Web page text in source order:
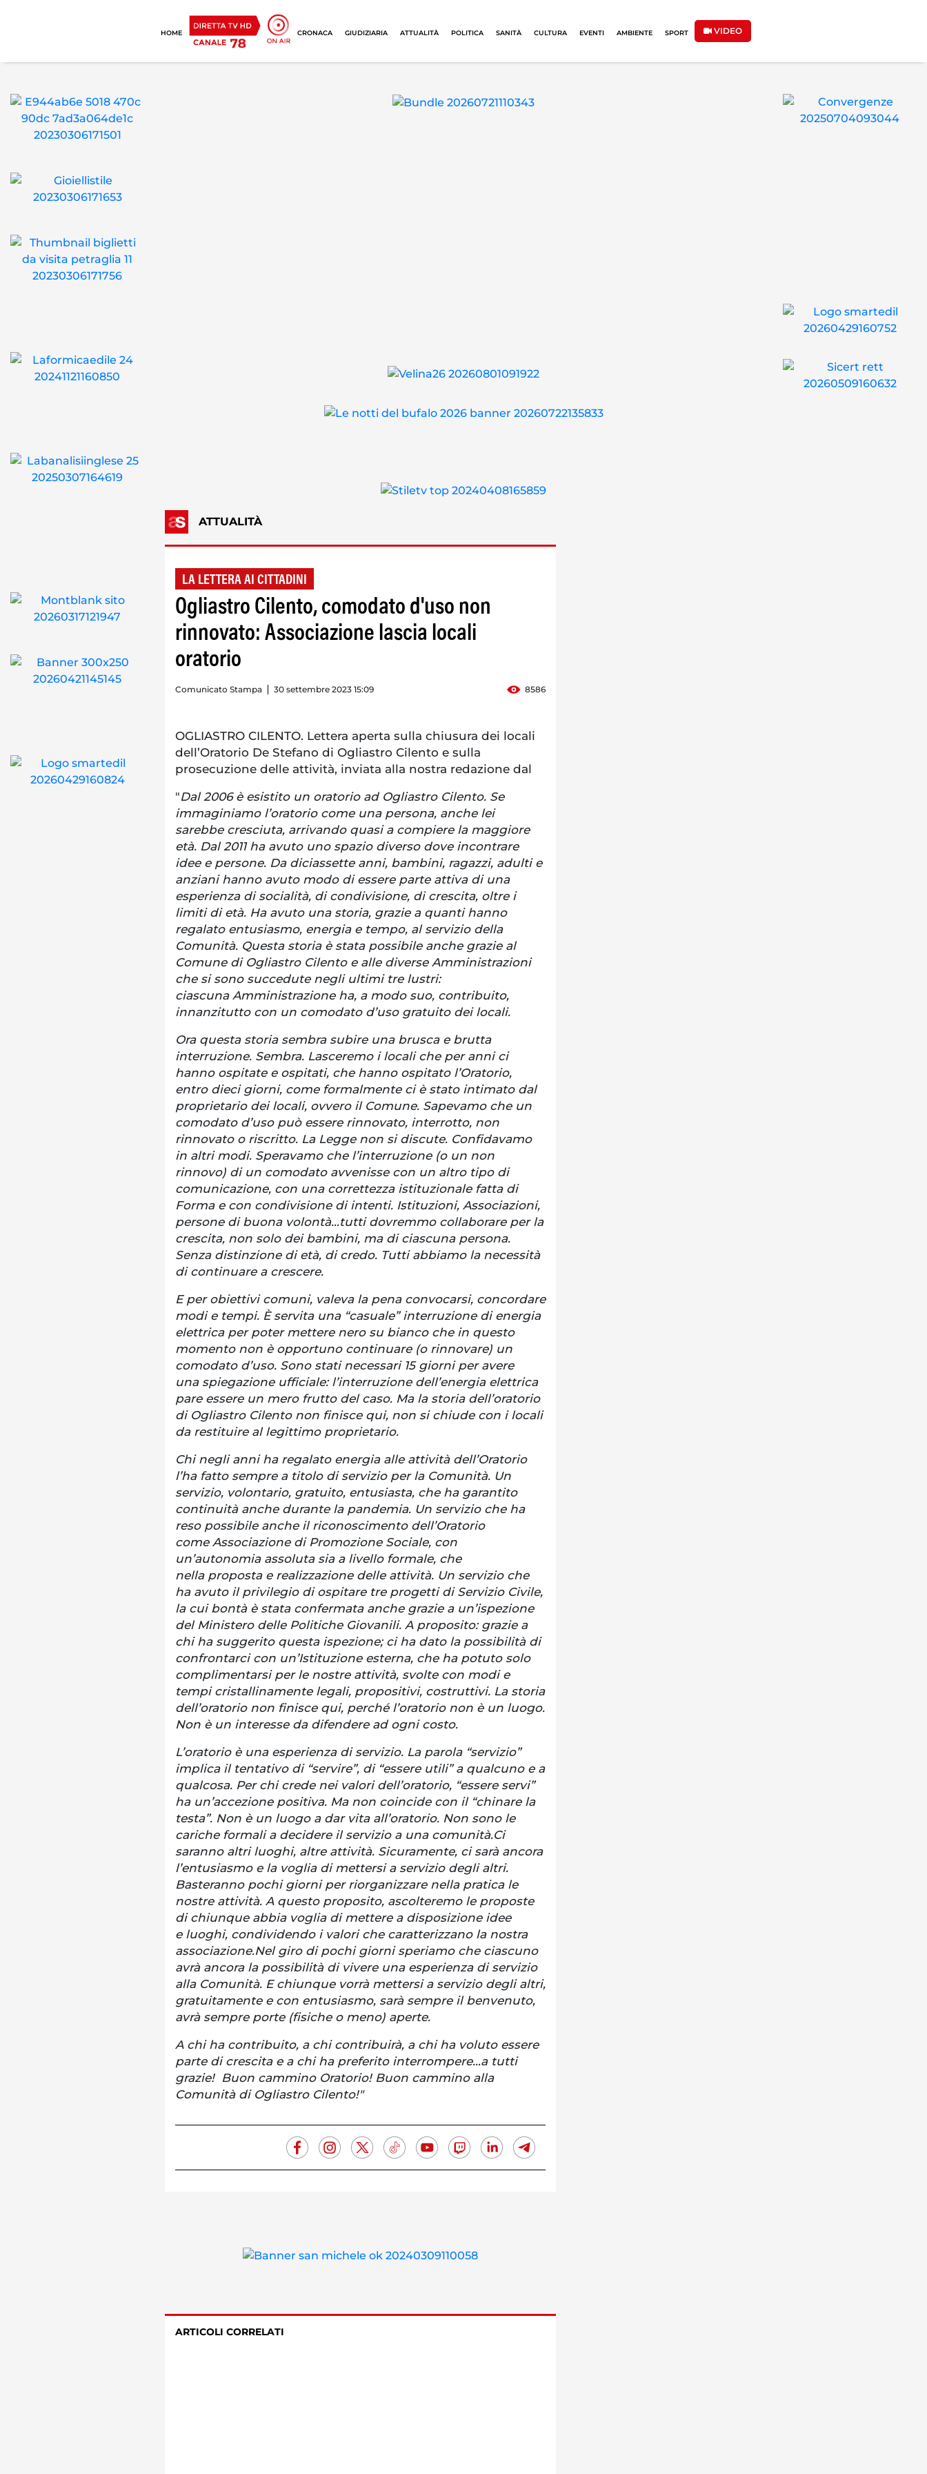
HOME CRONACA GIUDIZIARIA ATTUALITÀ POLITICA SANITÀ CULTURA EVENTI AMBIENTE SPORT VIDEO
ATTUALITÀ
LA LETTERA AI CITTADINI
Ogliastro Cilento, comodato d'uso non
rinnovato: Associazione lascia locali
oratorio
Comunicato Stampa 30 settembre 2023 15:09 8586
OGLIASTRO CILENTO. Lettera aperta sulla chiusura dei locali
dell’Oratorio De Stefano di Ogliastro Cilento e sulla
prosecuzione delle attività, inviata alla nostra redazione dal
"Dal 2006 è esistito un oratorio ad Ogliastro Cilento. Se
immaginiamo l’oratorio come una persona, anche lei
sarebbe cresciuta, arrivando quasi a compiere la maggiore
età. Dal 2011 ha avuto uno spazio diverso dove incontrare
idee e persone. Da diciassette anni, bambini, ragazzi, adulti e
anziani hanno avuto modo di essere parte attiva di una
esperienza di socialità, di condivisione, di crescita, oltre i
limiti di età. Ha avuto una storia, grazie a quanti hanno
regalato entusiasmo, energia e tempo, al servizio della
Comunità. Questa storia è stata possibile anche grazie al
Comune di Ogliastro Cilento e alle diverse Amministrazioni
che si sono succedute negli ultimi tre lustri:
ciascuna Amministrazione ha, a modo suo, contribuito,
innanzitutto con un comodato d’uso gratuito dei locali.
Ora questa storia sembra subire una brusca e brutta
interruzione. Sembra. Lasceremo i locali che per anni ci
hanno ospitate e ospitati, che hanno ospitato l’Oratorio,
entro dieci giorni, come formalmente ci è stato intimato dal
proprietario dei locali, ovvero il Comune. Sapevamo che un
comodato d’uso può essere rinnovato, interrotto, non
rinnovato o riscritto. La Legge non si discute. Confidavamo
in altri modi. Speravamo che l’interruzione (o un non
rinnovo) di un comodato avvenisse con un altro tipo di
comunicazione, con una correttezza istituzionale fatta di
Forma e con condivisione di intenti. Istituzioni, Associazioni,
persone di buona volontà…tutti dovremmo collaborare per la
crescita, non solo dei bambini, ma di ciascuna persona.
Senza distinzione di età, di credo. Tutti abbiamo la necessità
di continuare a crescere.
E per obiettivi comuni, valeva la pena convocarsi, concordare
modi e tempi. È servita una “casuale” interruzione di energia
elettrica per poter mettere nero su bianco che in questo
momento non è opportuno continuare (o rinnovare) un
comodato d’uso. Sono stati necessari 15 giorni per avere
una spiegazione ufficiale: l’interruzione dell’energia elettrica
pare essere un mero frutto del caso. Ma la storia dell’oratorio
di Ogliastro Cilento non finisce qui, non si chiude con i locali
da restituire al legittimo proprietario.
Chi negli anni ha regalato energia alle attività dell’Oratorio
l’ha fatto sempre a titolo di servizio per la Comunità. Un
servizio, volontario, gratuito, entusiasta, che ha garantito
continuità anche durante la pandemia. Un servizio che ha
reso possibile anche il riconoscimento dell’Oratorio
come Associazione di Promozione Sociale, con
un’autonomia assoluta sia a livello formale, che
nella proposta e realizzazione delle attività. Un servizio che
ha avuto il privilegio di ospitare tre progetti di Servizio Civile,
la cui bontà è stata confermata anche grazie a un’ispezione
del Ministero delle Politiche Giovanili. A proposito: grazie a
chi ha suggerito questa ispezione; ci ha dato la possibilità di
confrontarci con un’Istituzione esterna, che ha potuto solo
complimentarsi per le nostre attività, svolte con modi e
tempi cristallinamente legali, propositivi, costruttivi. La storia
dell’oratorio non finisce qui, perché l’oratorio non è un luogo.
Non è un interesse da difendere ad ogni costo.
L’oratorio è una esperienza di servizio. La parola “servizio”
implica il tentativo di “servire”, di “essere utili” a qualcuno e a
qualcosa. Per chi crede nei valori dell’oratorio, “essere servi”
ha un’accezione positiva. Ma non coincide con il “chinare la
testa”. Non è un luogo a dar vita all’oratorio. Non sono le
cariche formali a decidere il servizio a una comunità.Ci
saranno altri luoghi, altre attività. Sicuramente, ci sarà ancora
l’entusiasmo e la voglia di mettersi a servizio degli altri.
Basteranno pochi giorni per riorganizzare nella pratica le
nostre attività. A questo proposito, ascolteremo le proposte
di chiunque abbia voglia di mettere a disposizione idee
e luoghi, condividendo i valori che caratterizzano la nostra
associazione.Nel giro di pochi giorni speriamo che ciascuno
avrà ancora la possibilità di vivere una esperienza di servizio
alla Comunità. E chiunque vorrà mettersi a servizio degli altri,
gratuitamente e con entusiasmo, sarà sempre il benvenuto,
avrà sempre porte (fisiche o meno) aperte.
A chi ha contribuito, a chi contribuirà, a chi ha voluto essere
parte di crescita e a chi ha preferito interrompere…a tutti
grazie! Buon cammino Oratorio! Buon cammino alla
Comunità di Ogliastro Cilento!"
ARTICOLI CORRELATI